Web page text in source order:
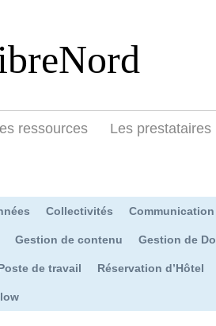
ressources Les prestataires
Collectivités Communication
Gestion de contenu Gestion de
de travail Réservation d’Hôtel